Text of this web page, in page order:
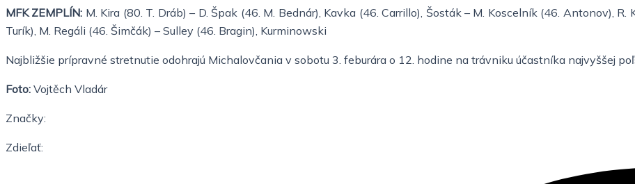
MFK ZEMPLÍN: M. Kira (80. T. Dráb) – D. Špak (46. M. Bednár), Kavka (46. Carrillo), Šosták – M. Koscelník (46. Antonov), R.
Turík), M. Regáli (46. Šimčák) – Sulley (46. Bragin), Kurminowski
Najbližšie prípravné stretnutie odohrajú Michalovčania v sobotu 3. feburára o 12. hodine na trávniku účastníka najvyššej
Foto: Vojtěch Vladár
Značky:
Zdieľať: